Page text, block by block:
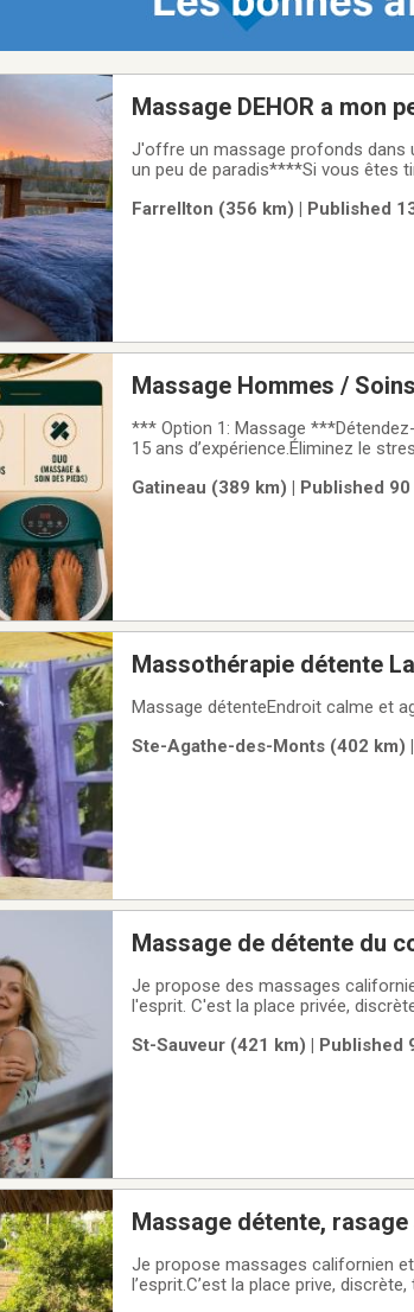
Massage DEHOR a mon
J'offre un massage profonds dans un petit
un peu de paradis****Si vous êtes
MC et Interact.J'ai plus de 30
Farrellton (356 km) | Published
Massage Hommes /
*** Option 1: Massage
15 ans d’expérience.Éliminez le
Sentez-vous à l'aise. Ayez
Gatineau (389 km) | Published 90
Massothérapie détente
Massage détenteEndroit calme et
Ste-Agathe-des-Monts (402 km)
Massage de détente du
Je propose des massages
l'esprit. C'est la place privée,
disponible. Douche et salle de bain
St-Sauveur (421 km) | Published
Massage détente,
Je propose massages californien
l’esprit.C’est la place prive,